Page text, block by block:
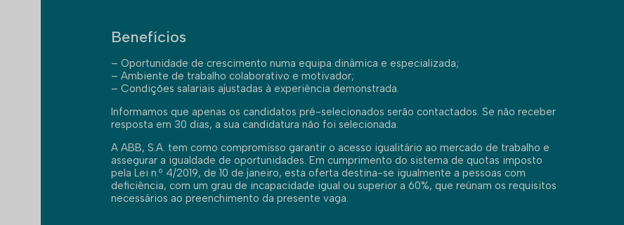
Benefícios
– Oportunidade de crescimento numa equipa dinâmica e especializada;
– Ambiente de trabalho colaborativo e motivador;
– Condições salariais ajustadas à experiência demonstrada.
Informamos que apenas os candidatos pré-selecionados serão contactados. Se não receber
resposta em 30 dias, a sua candidatura não foi selecionada.
A ABB, S.A. tem como compromisso garantir o acesso igualitário ao mercado de trabalho e
assegurar a igualdade de oportunidades. Em cumprimento do sistema de quotas imposto
pela Lei n.º 4/2019, de 10 de janeiro, esta oferta destina-se igualmente a pessoas com
deficiência, com um grau de incapacidade igual ou superior a 60%, que reúnam os requisitos
necessários ao preenchimento da presente vaga.